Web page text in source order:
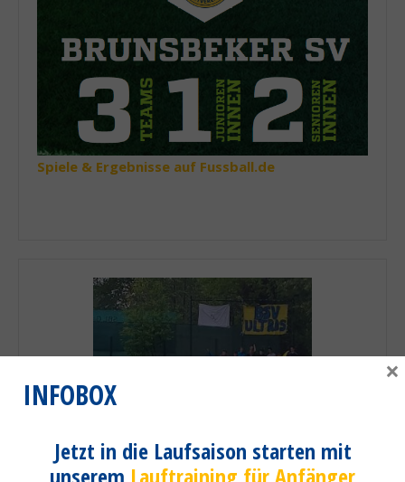
Spiele & Ergebnisse auf Fussball.de
INFOBOX
Jetzt in die Laufsaison starten mit
×